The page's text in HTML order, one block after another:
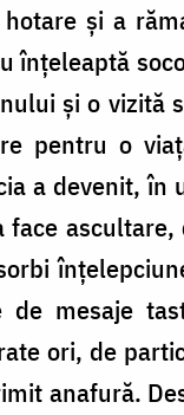
și a
și o vizită
pentru o
a devenit,
ascultare,
de mesaje
ori, de
anafură.